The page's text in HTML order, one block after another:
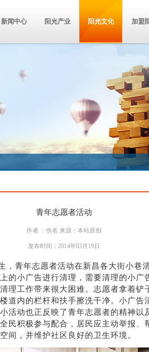
新闻中心 阳光产业 阳光文化 加盟
青年志愿者活动
作者 ：佚名 来源：本站原创
发布时间：2014年03月19日
青年志愿者活动在新昌各大街小巷
的小广告进行清理，需要清理的小广
理工作带来很大困难。志愿者拿着铲
道内的栏杆和扶手擦洗干净。小广告
活动也正反映了青年志愿者的精神以
民积极参与配合，居民应主动举报、
间，并维护社区良好的卫生环境。